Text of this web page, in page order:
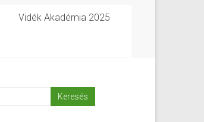
Vidék Akadémia 2025